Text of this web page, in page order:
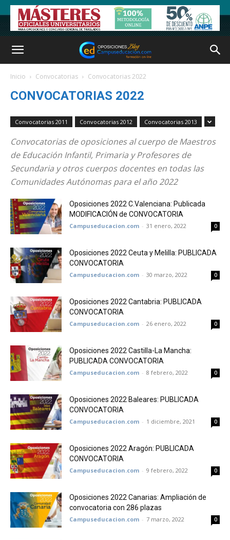
Inicio Convocatorias Convocatorias 2022
CONVOCATORIAS 2022
Convocatorias 2011 Convocatorias 2012 Convocatorias 2013
Convocatorias de oposiciones al cuerpo de Maestros
de Educación Infantil, Primaria y Profesores de
Secundaria y otros cuerpos docentes en todas las
Comunidades Autónomas para el año 2022
Oposiciones 2022 C.Valenciana: Publicada
MODIFICACIÓN de CONVOCATORIA
Campuseducacion.com - 31 enero, 2022 0
Oposiciones 2022 Ceuta y Melilla: PUBLICADA
CONVOCATORIA
Campuseducacion.com - 30 marzo, 2022 0
Oposiciones 2022 Cantabria: PUBLICADA
CONVOCATORIA
Campuseducacion.com - 26 enero, 2022 0
Oposiciones 2022 Castilla-La Mancha:
PUBLICADA CONVOCATORIA
Campuseducacion.com - 8 febrero, 2022 0
Oposiciones 2022 Baleares: PUBLICADA
CONVOCATORIA
Campuseducacion.com - 1 diciembre, 2021 0
Oposiciones 2022 Aragón: PUBLICADA
CONVOCATORIA
Campuseducacion.com - 9 febrero, 2022 0
Oposiciones 2022 Canarias: Ampliación de
convocatoria con 286 plazas
Campuseducacion.com - 7 marzo, 2022 0